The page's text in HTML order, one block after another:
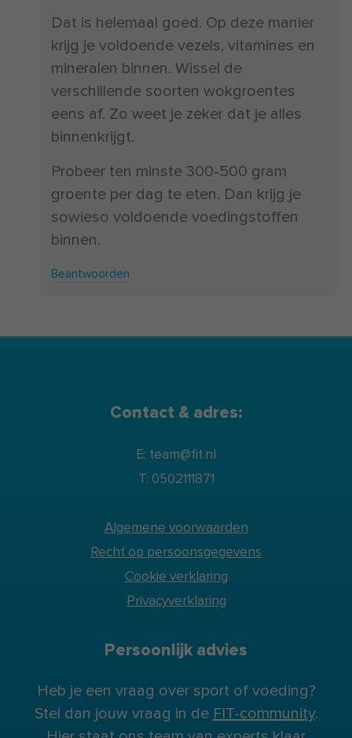
Dat is helemaal goed. Op deze manier
krijg je voldoende vezels, vitamines en
mineralen binnen. Wissel de
verschillende soorten wokgroentes
eens af. Zo weet je zeker dat je alles
binnenkrijgt.
Probeer ten minste 300-500 gram
groente per dag te eten. Dan krijg je
sowieso voldoende voedingstoffen
binnen.
Beantwoorden
Contact & adres:
E: team@fit.nl
T: 0502111871
Algemene voorwaarden
Recht op persoonsgegevens
Cookie verklaring
Privacyverklaring
Persoonlijk advies
Heb je een vraag over sport of voeding?
Stel dan jouw vraag in de FIT-community.